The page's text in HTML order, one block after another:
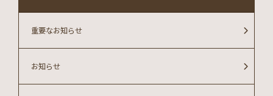
重要なお知らせ
お知らせ